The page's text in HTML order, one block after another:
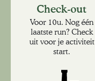
Check-out
Voor 10u. Nog één
laatste run? Check
uit voor je activiteit
start.